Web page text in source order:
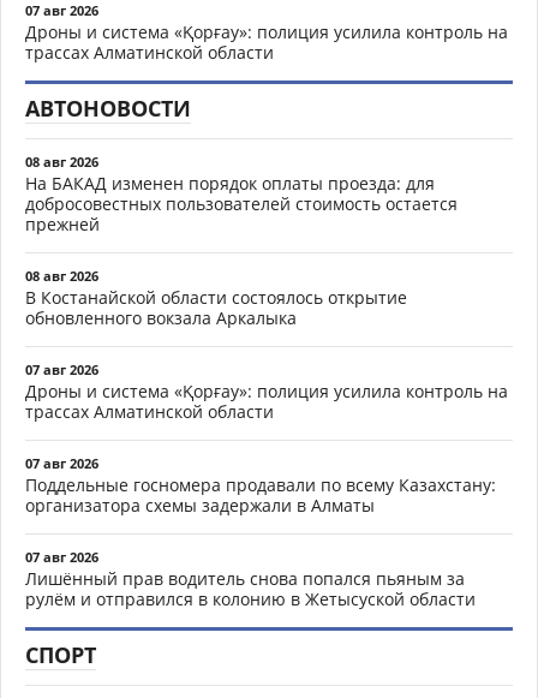
07 авг 2026
Дроны и система «Қорғау»: полиция усилила контроль на
трассах Алматинской области
АВТОНОВОСТИ
08 авг 2026
На БАКАД изменен порядок оплаты проезда: для
добросовестных пользователей стоимость остается
прежней
08 авг 2026
В Костанайской области состоялось открытие
обновленного вокзала Аркалыка
07 авг 2026
Дроны и система «Қорғау»: полиция усилила контроль на
трассах Алматинской области
07 авг 2026
Поддельные госномера продавали по всему Казахстану:
организатора схемы задержали в Алматы
07 авг 2026
Лишённый прав водитель снова попался пьяным за
рулём и отправился в колонию в Жетысуской области
СПОРТ